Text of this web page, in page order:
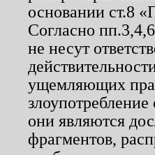
основании ст.8
Согласно
не несут
ущемляющих
они являются
фрагментов,